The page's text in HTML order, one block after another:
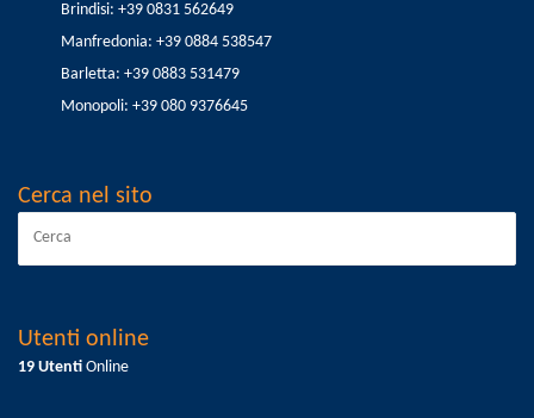
Brindisi: +39 0831 562649
Manfredonia: +39 0884 538547
Barletta: +39 0883 531479
Monopoli: +39 080 9376645
Cerca nel sito
Utenti online
19 Utenti Online